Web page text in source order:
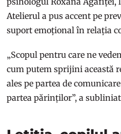
Atelierul a pus accent pe
suport emoțional în relația
„Scopul pentru care ne
cum putem sprijini această
ales pe partea de
partea părinților”, a